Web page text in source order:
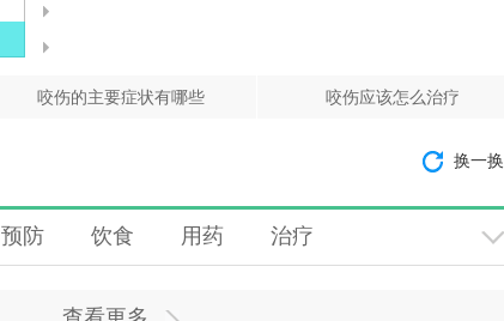
咬伤的主要症状有哪些 咬伤应该怎么治疗
换一换
预防 饮食 用药 治疗